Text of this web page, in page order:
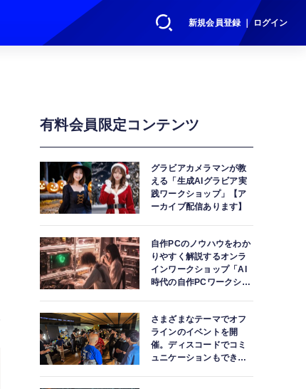
新規会員登録 ｜ ログイン
有料会員限定コンテンツ
グラビアカメラマンが教
える「生成AIグラビア実
践ワークショップ」【ア
ーカイブ配信あります】
自作PCのノウハウをわか
りやすく解説するオンラ
インワークショップ「AI
時代の自作PCワークショ
さまざまなテーマでオフ
ラインのイベントを開
催。ディスコードでコミ
ュニケーションもできま